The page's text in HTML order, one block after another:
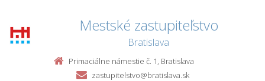
Mestské zastupiteľstvo
Bratislava
Primaciálne námestie č. 1, Bratislava
zastupitelstvo@bratislava.sk